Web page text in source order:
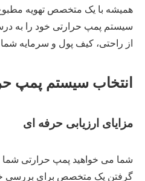
همیشه با یک متخصص تهویه مطبوع
سیستم پمپ حرارتی خود را به
از راحتی، کیف پول و سرمایه
انتخاب سیستم پمپ
مزایای ارزیابی حرفه ای
شما می خواهید پمپ حرارتی شما
گرفتن یک متخصص برای بررسی